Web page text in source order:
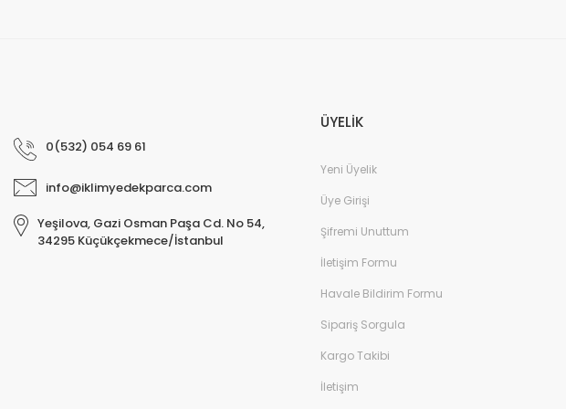
0(532) 054 69 61
info@iklimyedekparca.com
Yeşilova, Gazi Osman Paşa Cd. No 54,
34295 Küçükçekmece/İstanbul
ÜYELİK
Yeni Üyelik
Üye Girişi
Şifremi Unuttum
İletişim Formu
Havale Bildirim Formu
Sipariş Sorgula
Kargo Takibi
İletişim